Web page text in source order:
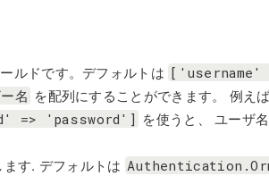
ルドです。デフォルトは ['username'
名 を配列にすることができます。 例えば
=> 'password'] を使うと、 ユーザ
す. デフォルトは